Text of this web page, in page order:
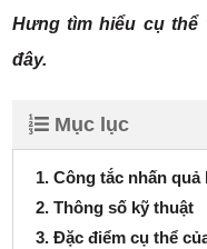
Hưng tìm hiểu cụ
đây.
Mục lục
1. Công tắc nhấn
2. Thông số kỹ thuật
3. Đặc điểm cụ thể